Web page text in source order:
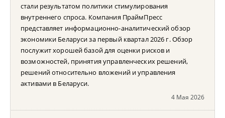
стали результатом политики стимулирования
внутреннего спроса. Компания ПраймПресс
представляет информационно-аналитический обзор
экономики Беларуси за первый квартал 2026 г. Обзор
послужит хорошей базой для оценки рисков и
возможностей, принятия управленческих решений,
решений относительно вложений и управления
активами в Беларуси.
4 Мая 2026